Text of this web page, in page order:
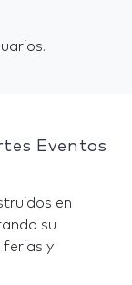
Eventos
en
su
ferias y